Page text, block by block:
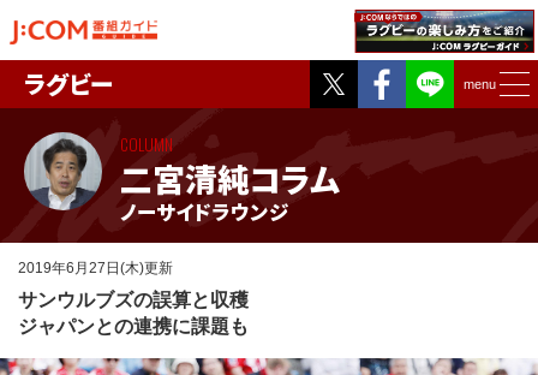
Twitter
Facebook
menu
ラグビー
二宮清純コラム
ノーサイドラウンジ
COLUMN
2019年6月27日(木)更新
サンウルブズの誤算と収穫
ジャパンとの連携に課題も